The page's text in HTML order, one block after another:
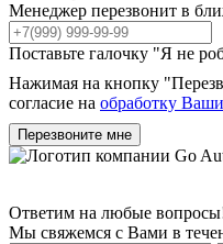
Менеджер перезвонит в
Поставьте галочку "Я не
Нажимая на кнопку
согласие на обработку
Перезвоните мне
Ответим на любые
Мы свяжемся с Вами в